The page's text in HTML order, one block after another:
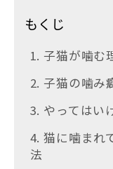
もくじ
1. 子猫が噛む
2. 子猫の噛み
3. やってはい
4. 猫に噛まれ
法